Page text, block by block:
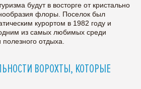
будут в восторге от кристально
флоры. Поселок был
курортом в 1982 году и
из самых любимых среди
отдыха.
ВОРОХТЫ, КОТОРЫЕ